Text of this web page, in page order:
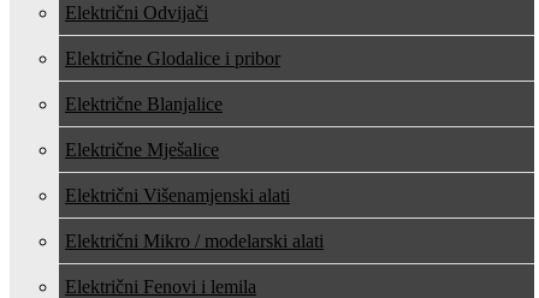
Električni Odvijači
Električne Glodalice i pribor
Električne Blanjalice
Električne Mješalice
Električni Višenamjenski alati
Električni Mikro / modelarski alati
Električni Fenovi i lemila